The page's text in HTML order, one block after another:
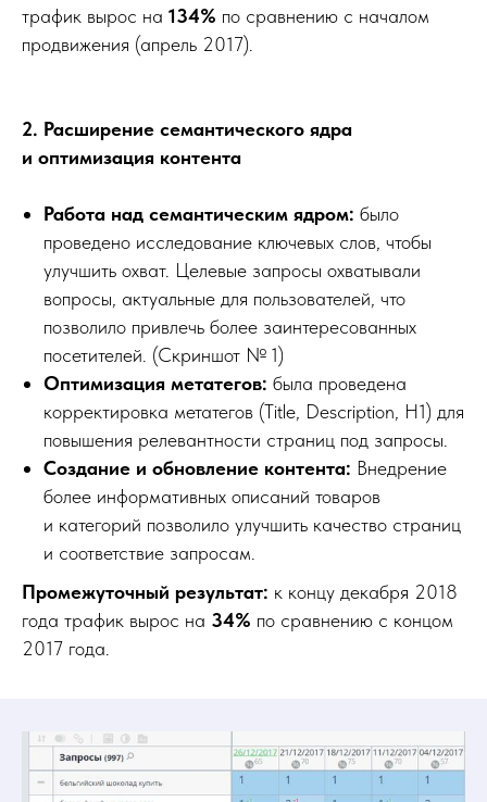
трафик вырос на 134% по сравнению с началом
продвижения (апрель 2017).
2. Расширение семантического ядра
и оптимизация контента
Работа над семантическим ядром: было
проведено исследование ключевых слов, чтобы
улучшить охват. Целевые запросы охватывали
вопросы, актуальные для пользователей, что
позволило привлечь более заинтересованных
посетителей. (Скриншот № 1)
Оптимизация метатегов: была проведена
корректировка метатегов (Title, Description, H1) для
повышения релевантности страниц под запросы.
Создание и обновление контента: Внедрение
более информативных описаний товаров
и категорий позволило улучшить качество страниц
и соответствие запросам.
Промежуточный результат: к концу декабря 2018
года трафик вырос на 34% по сравнению с концом
2017 года.